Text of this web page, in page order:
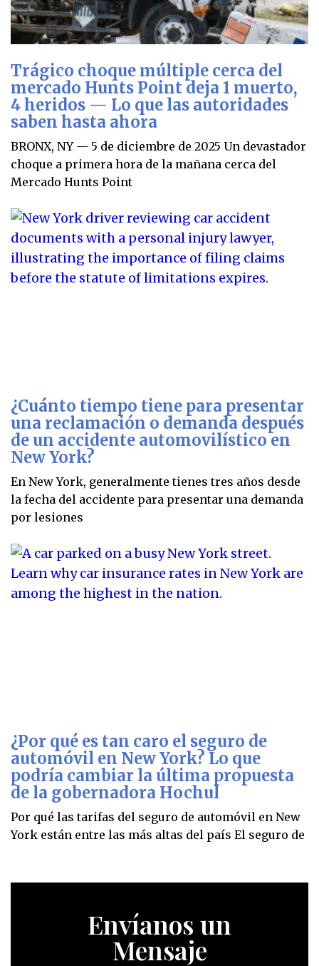
Trágico choque múltiple cerca del
mercado Hunts Point deja 1 muerto,
4 heridos — Lo que las autoridades
saben hasta ahora
BRONX, NY — 5 de diciembre de 2025 Un devastador
choque a primera hora de la mañana cerca del
Mercado Hunts Point
¿Cuánto tiempo tiene para presentar
una reclamación o demanda después
de un accidente automovilístico en
New York?
En New York, generalmente tienes tres años desde
la fecha del accidente para presentar una demanda
por lesiones
¿Por qué es tan caro el seguro de
automóvil en New York? Lo que
podría cambiar la última propuesta
de la gobernadora Hochul
Por qué las tarifas del seguro de automóvil en New
York están entre las más altas del país El seguro de
Envíanos un
Mensaje